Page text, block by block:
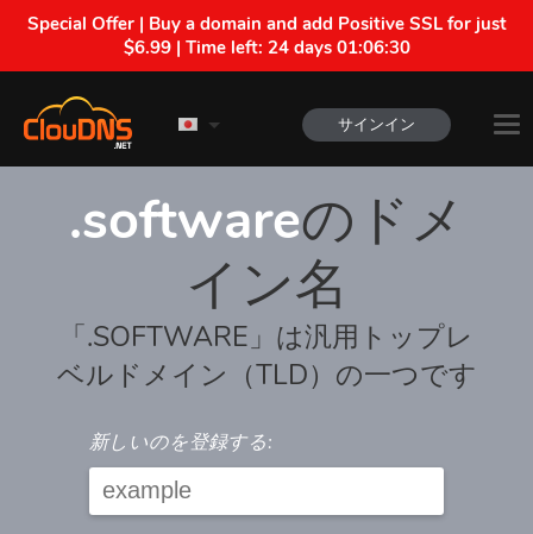
Special Offer | Buy a domain and add Positive SSL for just
$6.99 | Time left: 24 days 01:06:29
サインイン
.softwareのドメ
イン名
「.SOFTWARE」は汎用トップレ
ベルドメイン（TLD）の一つです
新しいのを登録する: